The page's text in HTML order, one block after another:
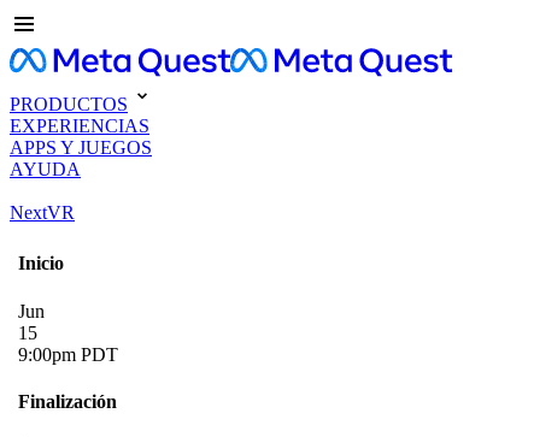
PRODUCTOS
EXPERIENCIAS
APPS Y JUEGOS
AYUDA
NextVR
Inicio
Jun
15
9:00pm PDT
Finalización